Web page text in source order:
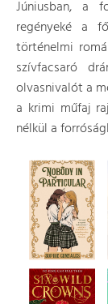
Júniusban, a forró nyár kellős közepén a romantikus
regényeké a
történelmi
szívfacsaró
olvasnivalót a
a krimi műfaj
nélkül a